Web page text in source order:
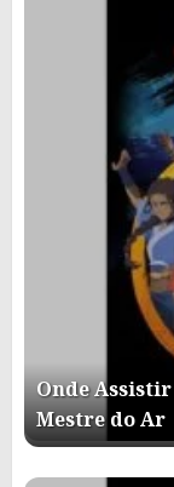
Onde
Mestre do Ar